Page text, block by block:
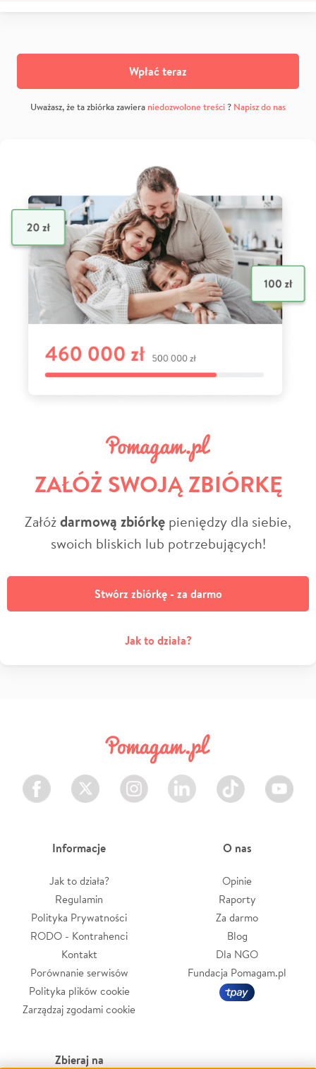
Wpłać teraz
Uważasz, że ta zbiórka zawiera niedozwolone treści? Napisz do nas
ZAŁÓŻ SWOJĄ ZBIÓRKĘ
Załóżdarmową zbiórkę pieniędzy dla siebie,
swoich bliskich lub potrzebujących!
Stwórz zbiórkę - za darmo
Jak to działa?
Facebook Twitter Instagram LinkedIn TikTok Youtube
Informacje
Jak to działa?
Regulamin
Polityka Prywatności
RODO - Kontrahenci
Kontakt
Porównanie serwisów
Polityka plików cookie
Zarządzaj zgodami cookie
O nas
Opinie
Raporty
Za darmo
Blog
Dla NGO
Fundacja Pomagam.pl
Zbieraj na